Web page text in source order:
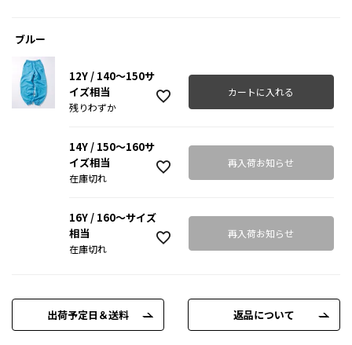
ブルー
12Y / 140～150サ
イズ相当
残りわずか
カートに入れる
14Y / 150～160サ
イズ相当
在庫切れ
再入荷お知らせ
16Y / 160～サイズ
相当
在庫切れ
再入荷お知らせ
出荷予定日＆送料 返品について